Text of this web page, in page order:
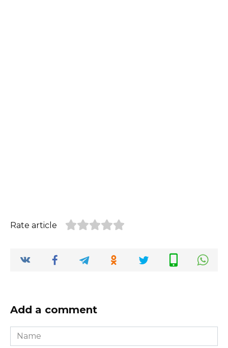
Rate article
Add a comment
Name
*